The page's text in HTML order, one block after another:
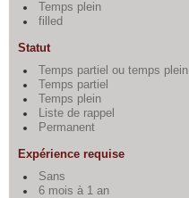
Temps plein
filled
Statut
Temps partiel ou temps plein
Temps partiel
Temps plein
Liste de rappel
Permanent
Expérience requise
Sans
6 mois à 1 an